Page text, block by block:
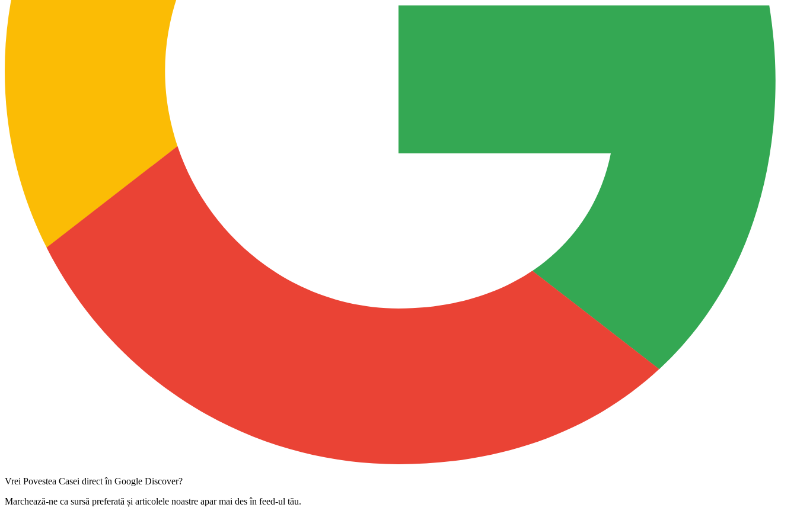
Vrei Povestea Casei direct în Google Discover?
Marchează-ne ca sursă preferată și articolele noastre apar mai des în feed-ul tău.